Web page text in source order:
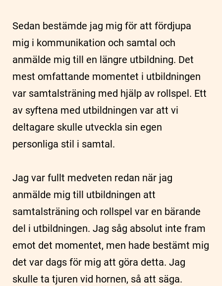
Sedan bestämde jag mig för att fördjupa
mig i kommunikation och samtal och
anmälde mig till en längre utbildning. Det
mest omfattande momentet i utbildningen
var samtalsträning med hjälp av rollspel. Ett
av syftena med utbildningen var att vi
deltagare skulle utveckla sin egen
personliga stil i samtal.
Jag var fullt medveten redan när jag
anmälde mig till utbildningen att
samtalsträning och rollspel var en bärande
del i utbildningen. Jag såg absolut inte fram
emot det momentet, men hade bestämt mig
det var dags för mig att göra detta. Jag
skulle ta tjuren vid hornen, så att säga.